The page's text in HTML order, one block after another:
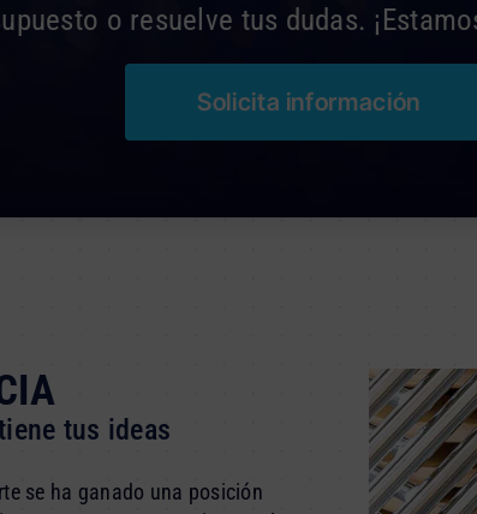
o resuelve tus dudas.
Solicita información
tus ideas
se ha ganado una posición